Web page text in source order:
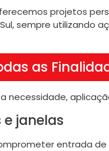
projetos
sempre utilizando
as
necessidade,
janelas
entrada de